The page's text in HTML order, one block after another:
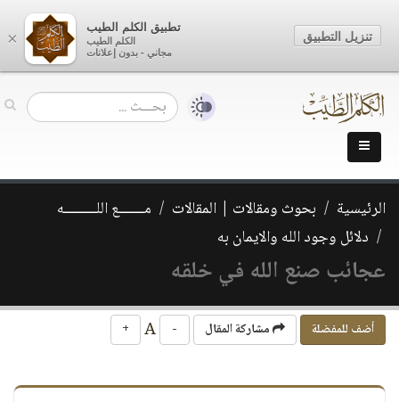
الرئيسية بحوث ومقالات | المقالات
مـــــــع اللـــــــــه
دلائل وجود الله والايمان به
عجائب صنع الله في خلقه
أضف للمفضلة مشاركة المقال -
+
×
تطبيق الكلم الطيب
الكلم الطيب
مجاني - بدون إعلانات
تنزيل التطبيق